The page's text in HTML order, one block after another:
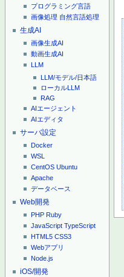
プログラミング言語
画像処理 自然言語処理
生成AI
画像生成AI
動画生成AI
LLM
LLM/モデル/日本語
ローカルLLM
RAG
AIエージェント
AIエディタ
サーバ設定
Docker
WSL
CentOS Ubuntu
Apache
データベース
Web開発
PHP Ruby
JavaScript TypeScript
HTML5 CSS3
Webアプリ
Node.js
iOS/開発